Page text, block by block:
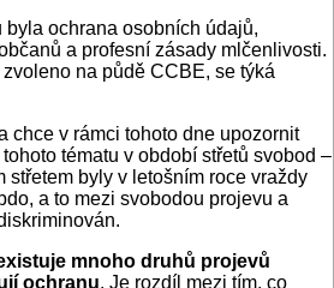
ochrana osobních údajů,
a profesní zásady mlčenlivosti.
na půdě CCBE, se týká
chce v rámci tohoto dne upozornit
tématu v období střetů svobod –
střetem byly v letošním roce vraždy
a to mezi svobodou projevu a
mnoho druhů projevů
ochranu. Je rozdíl mezi tím, co